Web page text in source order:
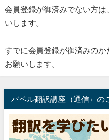
会員登録が御済みでない方は
いします。
すでに会員登録が御済みのか
お願いします。
バベル翻訳講座（通信）の